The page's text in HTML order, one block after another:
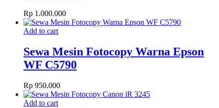
Rp 1.000.000
Add to cart
Sewa Mesin Fotocopy Warna Epson
WF C5790
Rp 950.000
Add to cart